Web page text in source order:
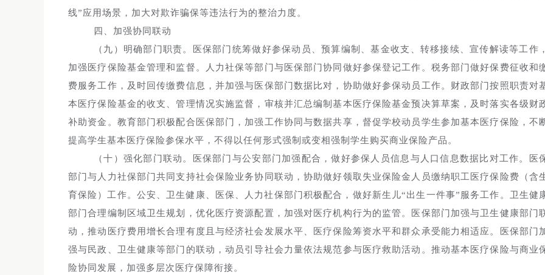
线”应用场景，加大对欺诈骗保等违法行为的整治力度。
四、加强协同联动
（九）明确部门职责。医保部门统筹做好参保动员、预算编制、基金收支、转移接续、宣传解读等工作，
加强医疗保险基金管理和监督。人力社保等部门与医保部门协同做好参保登记工作。税务部门做好保费征收和
费服务工作，及时回传缴费信息，并加强与医保部门数据比对，协助做好参保动员工作。财政部门按照职责对
本医疗保险基金的收支、管理情况实施监督，审核并汇总编制基本医疗保险基金预决算草案，及时落实各级财
补助资金。教育部门积极配合医保部门，加强工作协同与数据共享，督促学校动员学生参加基本医疗保险，不
提高学生基本医疗保险参保水平，不得以任何形式强制或变相强制学生购买商业保险产品。
（十）强化部门联动。医保部门与公安部门加强配合，做好参保人员信息与人口信息数据比对工作。医
部门与人力社保部门共同支持社会保险业务协同联动，协助做好领取失业保险金人员缴纳职工医疗保险费（含
育保险）工作。公安、卫生健康、医保、人力社保部门积极配合，做好新生儿“出生一件事”服务工作。卫生健
部门合理编制区域卫生规划，优化医疗资源配置，加强对医疗机构行为的监管。医保部门加强与卫生健康部门
动，推动医疗费用增长合理有度且与经济社会发展水平、医疗保险筹资水平和群众承受能力相适应。医保部门
强与民政、卫生健康等部门的联动，动员引导社会力量依法规范参与医疗救助活动。推动基本医疗保险与商业
险协同发展，加强多层次医疗保障衔接。